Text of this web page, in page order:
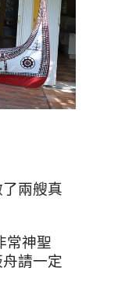
兩艘真
常神聖
請一定